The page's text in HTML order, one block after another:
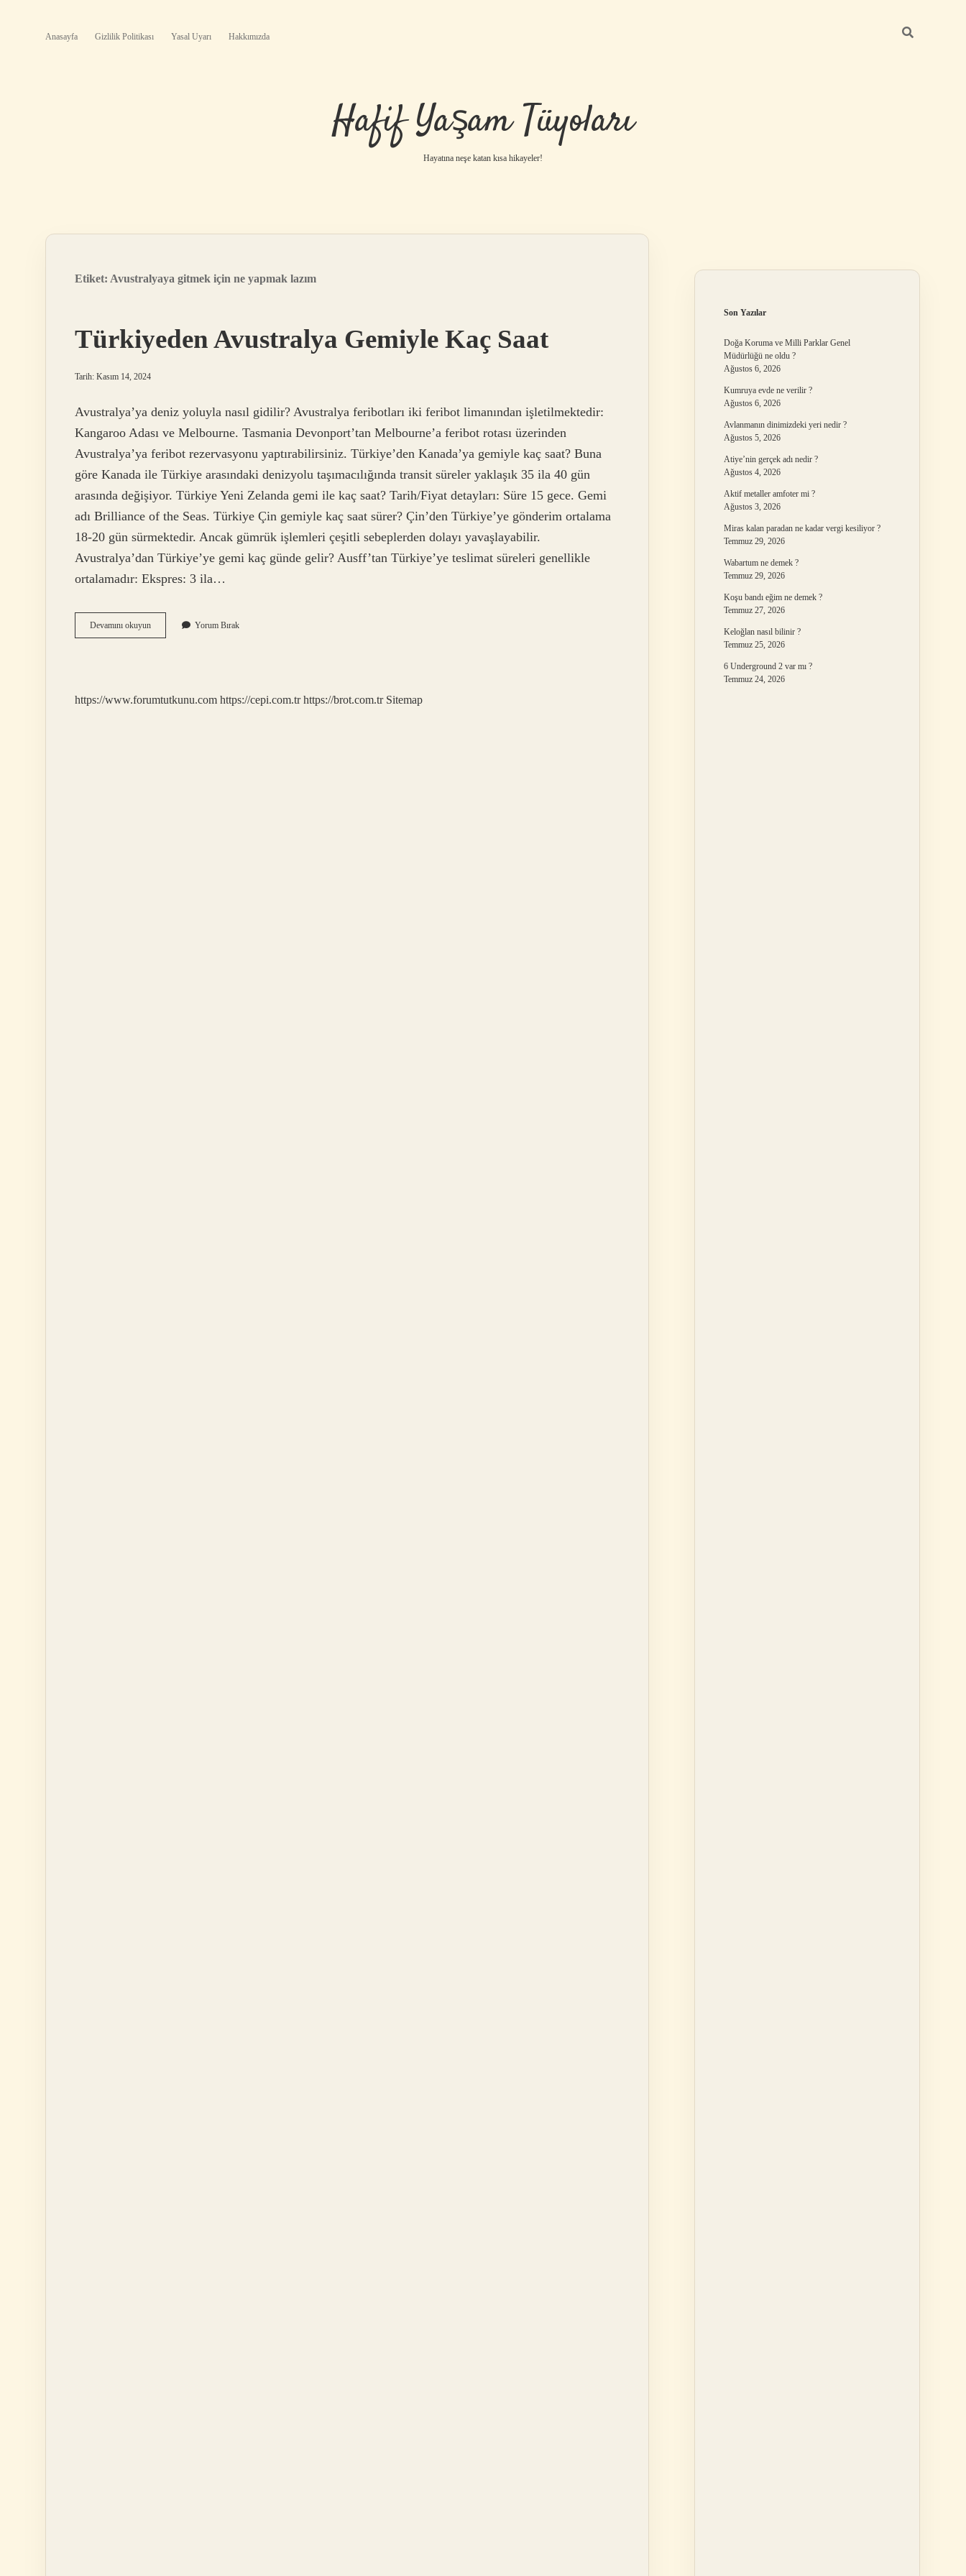
Anasayfa Gizlilik Politikası Yasal Uyarı Hakkımızda
Hafif Yaşam Tüyoları
Hayatına neşe katan kısa hikayeler!
Etiket: Avustralyaya gitmek için ne yapmak lazım
Türkiyeden Avustralya Gemiyle Kaç Saat
Tarih: Kasım 14, 2024
Avustralya’ya deniz yoluyla nasıl gidilir? Avustralya feribotları iki feribot limanından işletilmektedir:
Kangaroo Adası ve Melbourne. Tasmania Devonport’tan Melbourne’a feribot rotası üzerinden
Avustralya’ya feribot rezervasyonu yaptırabilirsiniz. Türkiye’den Kanada’ya gemiyle kaç saat? Buna
göre Kanada ile Türkiye arasındaki denizyolu taşımacılığında transit süreler yaklaşık 35 ila 40 gün
arasında değişiyor. Türkiye Yeni Zelanda gemi ile kaç saat? Tarih/Fiyat detayları: Süre 15 gece. Gemi
adı Brilliance of the Seas. Türkiye Çin gemiyle kaç saat sürer? Çin’den Türkiye’ye gönderim ortalama
18-20 gün sürmektedir. Ancak gümrük işlemleri çeşitli sebeplerden dolayı yavaşlayabilir.
Avustralya’dan Türkiye’ye gemi kaç günde gelir? Ausff’tan Türkiye’ye teslimat süreleri genellikle
ortalamadır: Ekspres: 3 ila…
Devamını okuyunTürkiyeden
Avustralya
Yorum Bırak
https://www.forumtutkunu.com https://cepi.com.tr https://brot.com.tr Sitemap
Son Yazılar
Doğa Koruma ve Milli Parklar Genel
Müdürlüğü ne oldu ?
Ağustos 6, 2026
Kumruya evde ne verilir ?
Ağustos 6, 2026
Avlanmanın dinimizdeki yeri nedir ?
Ağustos 5, 2026
Atiye’nin gerçek adı nedir ?
Ağustos 4, 2026
Aktif metaller amfoter mi ?
Ağustos 3, 2026
Miras kalan paradan ne kadar vergi kesiliyor ?
Temmuz 29, 2026
Wabartum ne demek ?
Temmuz 29, 2026
Koşu bandı eğim ne demek ?
Temmuz 27, 2026
Keloğlan nasıl bilinir ?
Temmuz 25, 2026
6 Underground 2 var mı ?
Temmuz 24, 2026